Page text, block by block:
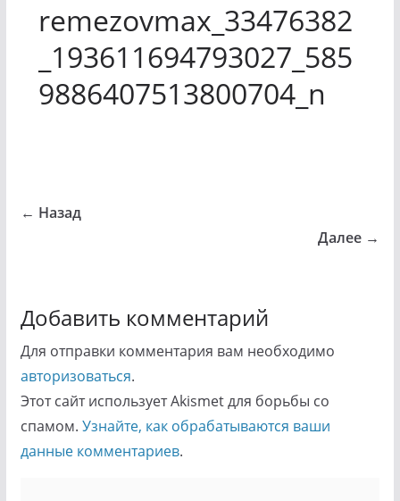
remezovmax_33476382
_193611694793027_585
9886407513800704_n
← Назад
Далее →
Добавить комментарий
Для отправки комментария вам необходимо
авторизоваться.
Этот сайт использует Akismet для борьбы со
спамом. Узнайте, как обрабатываются ваши
данные комментариев.